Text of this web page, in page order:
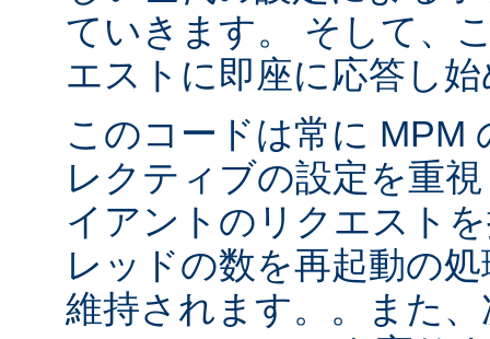
ていきます。 そして、
エストに即座に応答し
このコードは常に MPM
レクティブの設定を重
イアントのリクエスト
レッドの数を再起動の
維持されます。。また